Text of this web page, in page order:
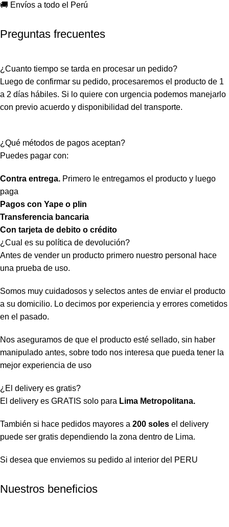
🚚 Envíos a todo el Perú
Preguntas frecuentes
¿Cuanto tiempo se tarda en procesar un pedido?
Luego de confirmar su pedido, procesaremos el producto de 1
a 2 días hábiles. Si lo quiere con urgencia podemos manejarlo
con previo acuerdo y disponibilidad del transporte.
¿Qué métodos de pagos aceptan?
Puedes pagar con:
Contra entrega. Primero le entregamos el producto y luego
paga
Pagos con Yape o plin
Transferencia bancaria
Con tarjeta de debito o crédito
¿Cual es su política de devolución?
Antes de vender un producto primero nuestro personal hace
una prueba de uso.
Somos muy cuidadosos y selectos antes de enviar el producto
a su domicilio. Lo decimos por experiencia y errores cometidos
en el pasado.
Nos aseguramos de que el producto esté sellado, sin haber
manipulado antes, sobre todo nos interesa que pueda tener la
mejor experiencia de uso
¿El delivery es gratis?
El delivery es GRATIS solo para Lima Metropolitana.
También si hace pedidos mayores a 200 soles el delivery
puede ser gratis dependiendo la zona dentro de Lima.
Si desea que enviemos su pedido al interior del PERU
Nuestros beneficios